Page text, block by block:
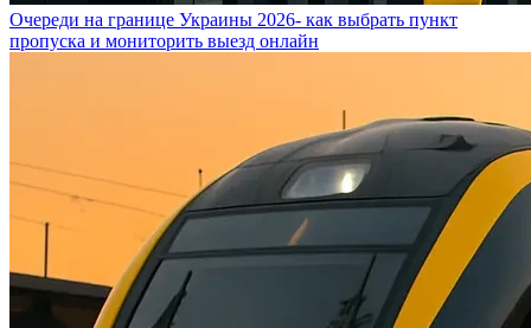
Очереди на границе Украины 2026- как выбрать пункт
пропуска и мониторить выезд онлайн